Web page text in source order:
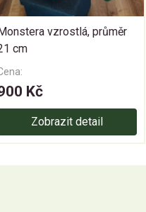
Monstera vzrostlá, průměr
cm
Kč
Zobrazit detail